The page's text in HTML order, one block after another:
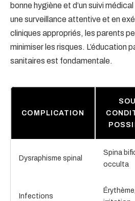
bonne hygiène et d’un suivi
une surveillance attentive et en
cliniques appropriés, les parents
minimiser les risques. L’éducation
sanitaires est fondamentale.
COMPLICATION
Dysraphisme spinal
Spina
occulta
Infections
Érythème,